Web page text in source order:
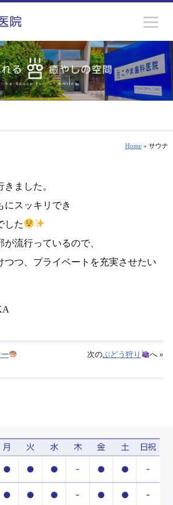
Home » サウナ
ました。
にスッキリでき
した
流行っているので、
つつ、プライベートを充実させたい
次のぶどう狩り へ »